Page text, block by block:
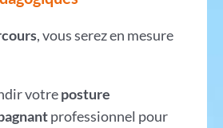
, vous serez en mesure
votreposture
professionnel pour